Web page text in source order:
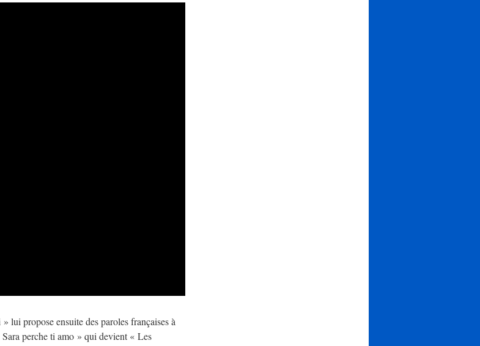
propose ensuite des paroles françaises à
perche ti amo » qui devient « Les